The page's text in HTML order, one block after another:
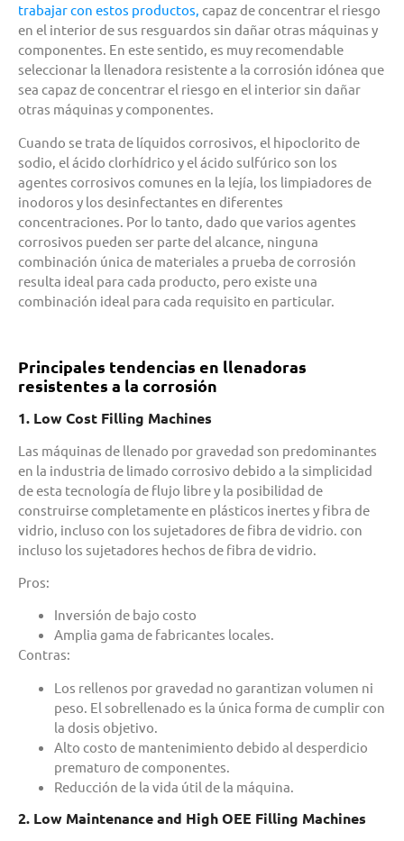
trabajar con estos productos, capaz de concentrar el riesgo
en el interior de sus resguardos sin dañar otras máquinas y
componentes. En este sentido, es muy recomendable
seleccionar la llenadora resistente a la corrosión idónea que
sea capaz de concentrar el riesgo en el interior sin dañar
otras máquinas y componentes.
Cuando se trata de líquidos corrosivos, el hipoclorito de
sodio, el ácido clorhídrico y el ácido sulfúrico son los
agentes corrosivos comunes en la lejía, los limpiadores de
inodoros y los desinfectantes en diferentes
concentraciones. Por lo tanto, dado que varios agentes
corrosivos pueden ser parte del alcance, ninguna
combinación única de materiales a prueba de corrosión
resulta ideal para cada producto, pero existe una
combinación ideal para cada requisito en particular.
Principales tendencias en llenadoras
resistentes a la corrosión
1. Low Cost Filling Machines
Las máquinas de llenado por gravedad son predominantes
en la industria de limado corrosivo debido a la simplicidad
de esta tecnología de flujo libre y la posibilidad de
construirse completamente en plásticos inertes y fibra de
vidrio, incluso con los sujetadores de fibra de vidrio. con
incluso los sujetadores hechos de fibra de vidrio.
Pros:
Inversión de bajo costo
Amplia gama de fabricantes locales.
Contras:
Los rellenos por gravedad no garantizan volumen ni
peso. El sobrellenado es la única forma de cumplir con
la dosis objetivo.
Alto costo de mantenimiento debido al desperdicio
prematuro de componentes.
Reducción de la vida útil de la máquina.
2. Low Maintenance and High OEE Filling Machines